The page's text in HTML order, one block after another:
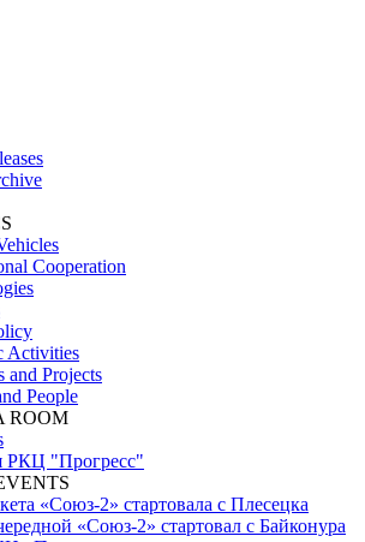
Cooperation
Activities
and Projects
People
ROOM
РКЦ "Прогресс"
«Союз-2» стартовала с Плесецка
«Союз-2» стартовал с Байконура